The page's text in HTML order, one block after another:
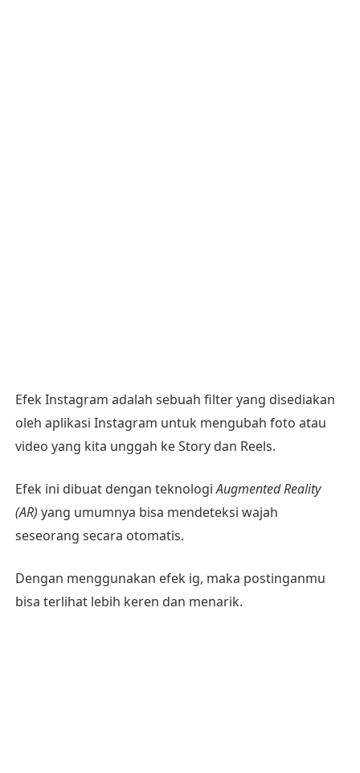
Efek Instagram adalah sebuah filter yang disediakan
oleh aplikasi Instagram untuk mengubah foto atau
video yang kita unggah ke Story dan Reels.
Efek ini dibuat dengan teknologiAugmented Reality
(AR) yang umumnya bisa mendeteksi wajah
seseorang secara otomatis.
Dengan menggunakan efek ig, maka postinganmu
bisa terlihat lebih keren dan menarik.